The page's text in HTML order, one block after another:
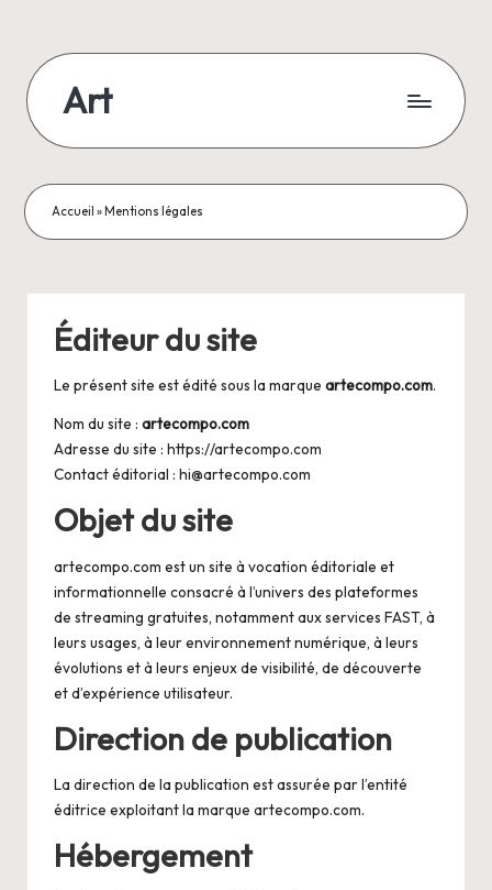
content
Art
Accueil » Mentions légales
Éditeur du site
Le présent site est édité sous la marque artecompo.com.
Nom du site : artecompo.com
Adresse du site : https://artecompo.com
Contact éditorial : hi@artecompo.com
Objet du site
artecompo.com est un site à vocation éditoriale et
informationnelle consacré à l’univers des plateformes
de streaming gratuites, notamment aux services FAST, à
leurs usages, à leur environnement numérique, à leurs
évolutions et à leurs enjeux de visibilité, de découverte
et d’expérience utilisateur.
Direction de publication
La direction de la publication est assurée par l’entité
éditrice exploitant la marque artecompo.com.
Hébergement